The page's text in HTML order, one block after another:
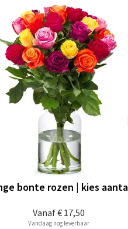
Vanaf€ 17,50
bonte rozen | kies
Vandaag nog leverbaar